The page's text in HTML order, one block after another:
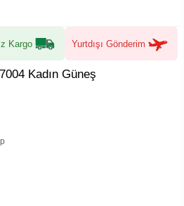
Kargo Yurtdışı Gönderim
Kadın Güneş